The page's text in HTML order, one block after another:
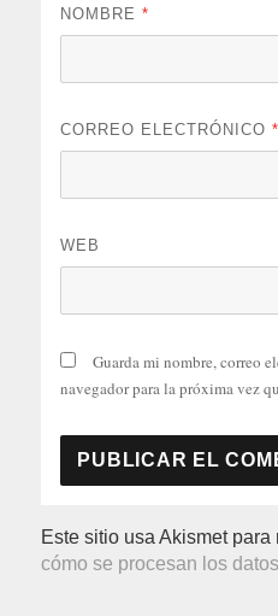
NOMBRE*
CORREO ELECTRÓNICO*
WEB
Guarda mi nombre, correo
navegador para la próxima vez
Este sitio usa Akismet
cómo se procesan los